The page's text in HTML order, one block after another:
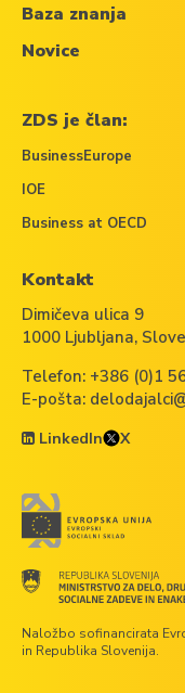
Naložbo sofinancirata
in Republika Slovenija.
Baza znanja
Novice
ZDS je član:
BusinessEurope
IOE
Business at OECD
Kontakt
Dimičeva ulica 9
1000 Ljubljana,
Telefon: +386 (0)1
E-pošta:
LinkedIn X